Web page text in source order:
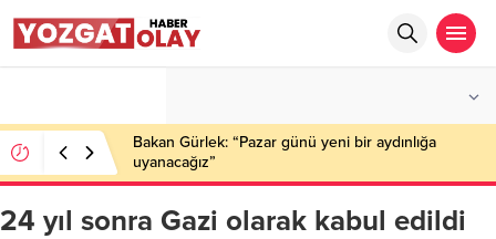
Bakan Gürlek: “Pazar günü yeni bir aydınlığa
uyanacağız”
24 yıl sonra Gazi olarak kabul edildi